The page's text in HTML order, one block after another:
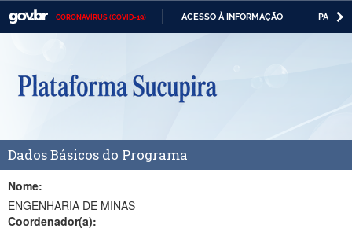
CORONAVÍRUS (COVID-19) ACESSO À INFORMAÇÃO
Casa Civil
Ministério da Defesa
Ministério da Economia
Ministério da Infraestrutura
Dados Básicos do Programa
Nome:
ENGENHARIA DE MINAS
Coordenador(a):